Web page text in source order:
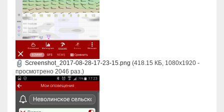
Screenshot_2017-08-28-17-23-15.png (418.15 КБ, 1080x1920 -
просмотрено 2046 раз.)